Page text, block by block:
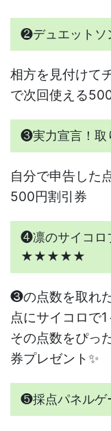
❷デュエット
相方を見付けて
で次回使える
❸実力宣言！取
自分で申告した
500円割引券
❹凛のサイコロ
★★★★★
❸の点数を取れ
点にサイコロで
その点数をぴっ
券プレゼント✨
❺採点パネルゲ